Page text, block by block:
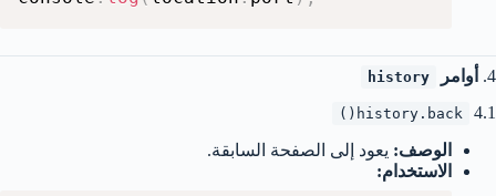
4. أوامر history
4.1
history.back()
الوصف: يعود إلى الصفحة السابقة.
الاستخدام: